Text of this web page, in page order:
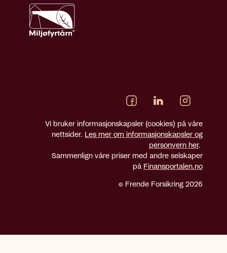
Vi bruker informasjonskapsler (cookies) på våre
nettsider. Les mer om informasjonskapsler og
personvern her.
Sammenlign våre priser med andre selskaper
på Finansportalen.no
© Frende Forsikring 2026